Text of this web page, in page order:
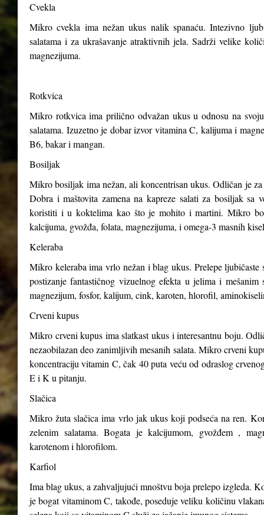
Cvekla
Mikro cvekla ima nežan ukus nalik spanaću. Intezivno
salatama i za ukrašavanje atraktivnih jela. Sadrži velike
magnezijuma.
Rotkvica
Mikro rotkvica ima prilično odvažan ukus u odnosu na
salatama. Izuzetno je dobar izvor vitamina C, kalijuma i
B6, bakar i mangan.
Bosiljak
Mikro bosiljak ima nežan, ali koncentrisan ukus. Odličan je
Dobra i maštovita zamena na kapreze salati za bosiljak
koristiti i u koktelima kao što je mohito i martini. Mikro
kalcijuma, gvožđa, folata, magnezijuma, i omega-3 masnih
Keleraba
Mikro keleraba ima vrlo nežan i blag ukus. Prelepe
postizanje fantastičnog vizuelnog efekta u jelima i
magnezijum, fosfor, kalijum, cink, karoten, hlorofil,
Crveni kupus
Mikro crveni kupus ima slatkast ukus i interesantnu boju.
nezaobilazan deo zanimljivih mesanih salata. Mikro crveni
koncentraciju vitamin C, čak 40 puta veću od odraslog
E i K u pitanju.
Slačica
Mikro žuta slačica ima vrlo jak ukus koji podseća na ren.
zelenim salatama. Bogata je kalcijumom, gvožđem ,
karotenom i hlorofilom.
Karfiol
Ima blag ukus, a zahvaljujući mnoštvu boja prelepo izgleda.
je bogat vitaminom C, takođe, poseduje veliku količinu